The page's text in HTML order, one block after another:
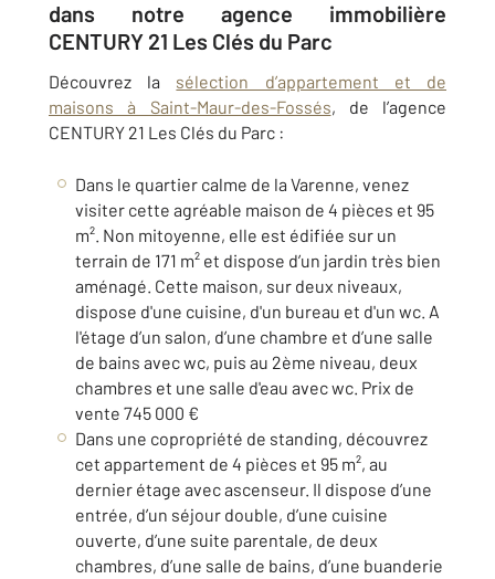
dans notre agence immobilière
CENTURY 21 Les Clés du Parc
Découvrez la sélection d’appartement et de
maisons à Saint-Maur-des-Fossés, de l’agence
CENTURY 21 Les Clés du Parc :
Dans le quartier calme de la Varenne, venez
visiter cette agréable maison de 4 pièces et 95
m². Non mitoyenne, elle est édifiée sur un
terrain de 171 m² et dispose d’un jardin très bien
aménagé. Cette maison, sur deux niveaux,
dispose d'une cuisine, d'un bureau et d'un wc. A
l'étage d’un salon, d’une chambre et d’une salle
de bains avec wc, puis au 2ème niveau, deux
chambres et une salle d'eau avec wc. Prix de
vente 745 000 €
Dans une copropriété de standing, découvrez
cet appartement de 4 pièces et 95 m², au
dernier étage avec ascenseur. Il dispose d’une
entrée, d’un séjour double, d’une cuisine
ouverte, d’une suite parentale, de deux
chambres, d’une salle de bains, d’une buanderie